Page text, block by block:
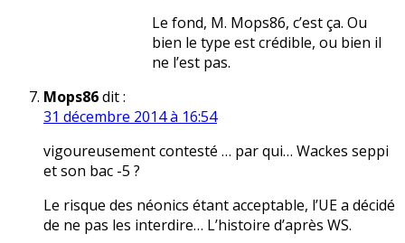
Le fond, M. Mops86, c’est ça. Ou
bien le type est crédible, ou bien il
ne l’est pas.
Mops86dit :
31 décembre 2014 à 16:54
vigoureusement contesté … par qui… Wackes seppi
et son bac -5 ?
Le risque des néonics étant acceptable, l’UE a décidé
de ne pas les interdire… L’histoire d’après WS.